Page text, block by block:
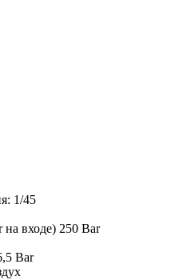
1/45
входе) 250 Bar
Bar